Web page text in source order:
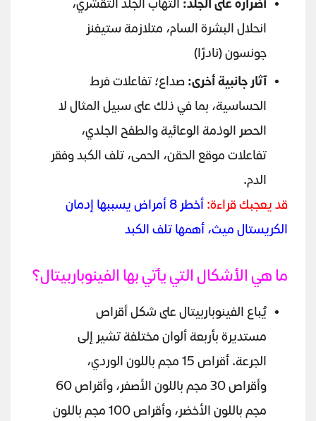
أضراره على الجلد: التهاب الجلد التقشري،
انحلال البشرة السام، متلازمة ستيفنز
جونسون (نادرًا)
آثار جانبية أخرى: صداع؛ تفاعلات فرط
الحساسية، بما في ذلك على سبيل المثال لا
الحصر الوذمة الوعائية والطفح الجلدي،
تفاعلات موقع الحقن، الحمى، تلف الكبد وفقر
الدم.
قد يعجبك قراءة:
أخطر 8 أمراض يسببها إدمان
الكريستال ميث، أهمها تلف الكبد
ما هي الأشكال التي يأتي بها الفينوباربيتال؟
يُباع الفينوباربيتال على شكل أقراص
مستديرة بأربعة ألوان مختلفة تشير إلى
الجرعة. أقراص 15 مجم باللون الوردي،
وأقراص 30 مجم باللون الأصفر، وأقراص 60
مجم باللون الأخضر، وأقراص 100 مجم باللون